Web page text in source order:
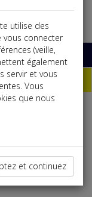
ET DSN DE
utilise des
vous connecter
(veille,
également
servir et vous
Vous
que nous
et continuez